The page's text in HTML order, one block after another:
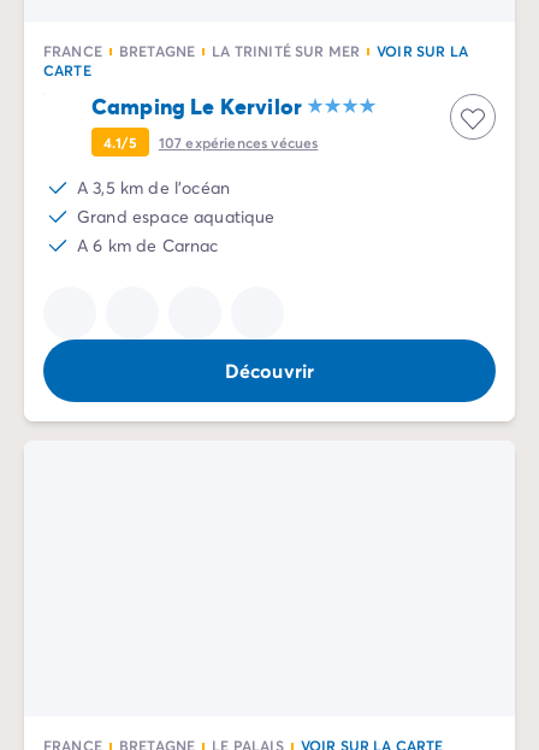
FRANCE BRETAGNE LA TRINITÉ SUR MER
VOIR SUR LA
CARTE
Camping Le Kervilor
4.1/5 107expériences vécues
A 3,5 km de l'océan
Grand espace aquatique
A 6 km de Carnac
Découvrir
FRANCE BRETAGNE LE PALAIS VOIR SUR LA CARTE